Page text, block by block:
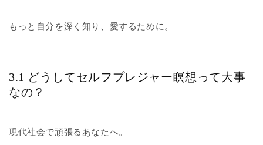
もっと自分を深く知り、愛するために。
3.1 どうしてセルフプレジャー瞑想って大事
なの？
現代社会で頑張るあなたへ。